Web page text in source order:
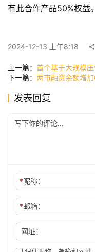
讯
公
司
科
技
有此合作产品50%权益。
2024-12-13 上午8:18
上一篇： 首个基于大规模
下一篇： 两市融资余额增
发表回复
*昵称：
*邮箱：
网址：